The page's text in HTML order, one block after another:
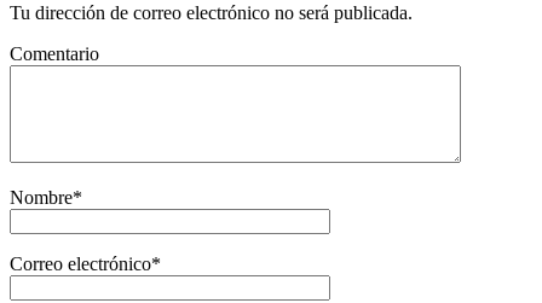
Tu dirección de correo electrónico no será publicada.
Comentario
Nombre*
Correo electrónico*